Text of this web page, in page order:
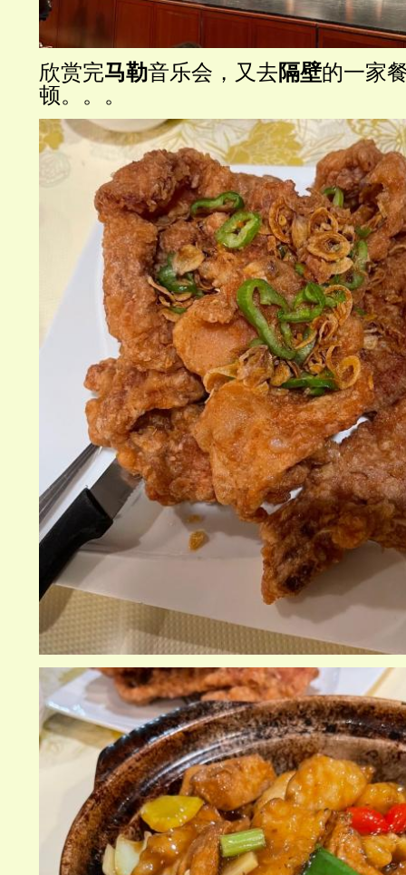
欣赏完马勒音乐会，又去隔壁的一家
顿。。。